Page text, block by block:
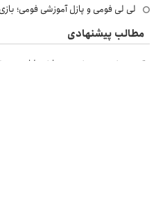
لی لی فومی و پازل آموزشی فومی؛
مطالب پیشنهادی
نقره بیشترین رشد رو داشته! از